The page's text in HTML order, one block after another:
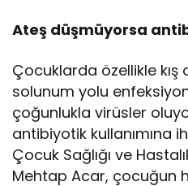
Ateş düşmüyorsa
Çocuklarda özellikle kış
solunum yolu
çoğunlukla virüsler
antibiyotik kullanımına
Çocuk Sağlığı ve
Mehtap Acar, çocuğun